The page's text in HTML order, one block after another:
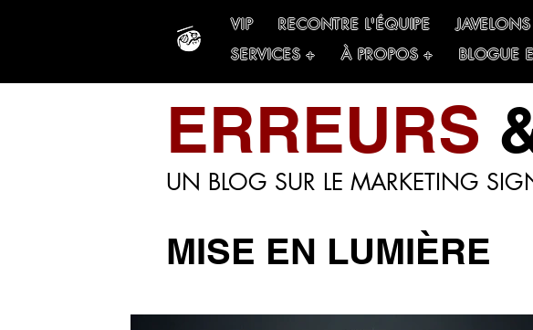
VIP RECONTRE L'ÉQUIPE
SERVICES +
À PROPOS + BLOGUE
ERREURS
UN BLOG SUR LE MARKETING
MISE EN LUMIÈRE